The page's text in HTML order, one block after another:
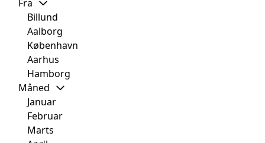
Fra
Billund
Aalborg
København
Aarhus
Hamborg
Måned
Januar
Februar
Marts